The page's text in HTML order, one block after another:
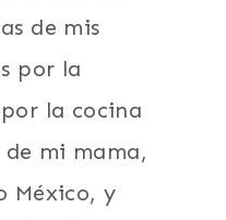
de mis
por la
la cocina
mi mama,
México, y